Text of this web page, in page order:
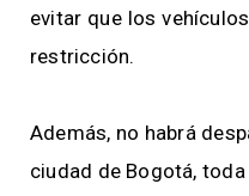
evitar que los
restricción.
Además, no habrá
ciudad de Bogotá,